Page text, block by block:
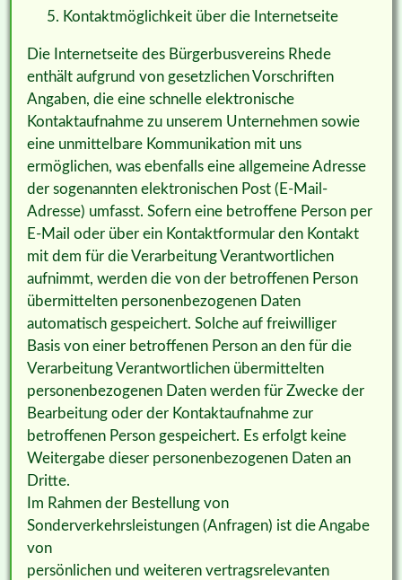
Kontaktmöglichkeit über die Internetseite
Die Internetseite des Bürgerbusvereins Rhede
enthält aufgrund von gesetzlichen Vorschriften
Angaben, die eine schnelle elektronische
Kontaktaufnahme zu unserem Unternehmen sowie
eine unmittelbare Kommunikation mit uns
ermöglichen, was ebenfalls eine allgemeine Adresse
der sogenannten elektronischen Post (E-Mail-
Adresse) umfasst. Sofern eine betroffene Person per
E-Mail oder über ein Kontaktformular den Kontakt
mit dem für die Verarbeitung Verantwortlichen
aufnimmt, werden die von der betroffenen Person
übermittelten personenbezogenen Daten
automatisch gespeichert. Solche auf freiwilliger
Basis von einer betroffenen Person an den für die
Verarbeitung Verantwortlichen übermittelten
personenbezogenen Daten werden für Zwecke der
Bearbeitung oder der Kontaktaufnahme zur
betroffenen Person gespeichert. Es erfolgt keine
Weitergabe dieser personenbezogenen Daten an
Dritte.
Im Rahmen der Bestellung von
Sonderverkehrsleistungen (Anfragen) ist die Angabe
von
persönlichen und weiteren vertragsrelevanten